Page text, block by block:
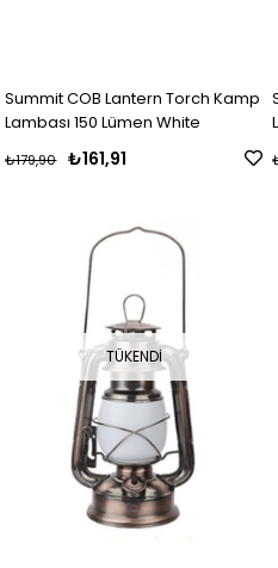
Summit COB Lantern Torch Kamp
Lambası 150 Lümen White
₺161,91
₺179,90
TÜKENDI